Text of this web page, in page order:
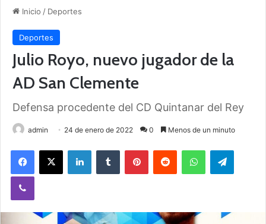
Inicio / Deportes
Deportes
Julio Royo, nuevo jugador de la
AD San Clemente
Defensa procedente del CD Quintanar del Rey
admin 24 de enero de 2022 0 Menos de un minuto